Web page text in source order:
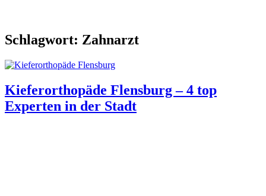
Schlagwort: Zahnarzt
Kieferorthopäde Flensburg – 4 top
Experten in der Stadt